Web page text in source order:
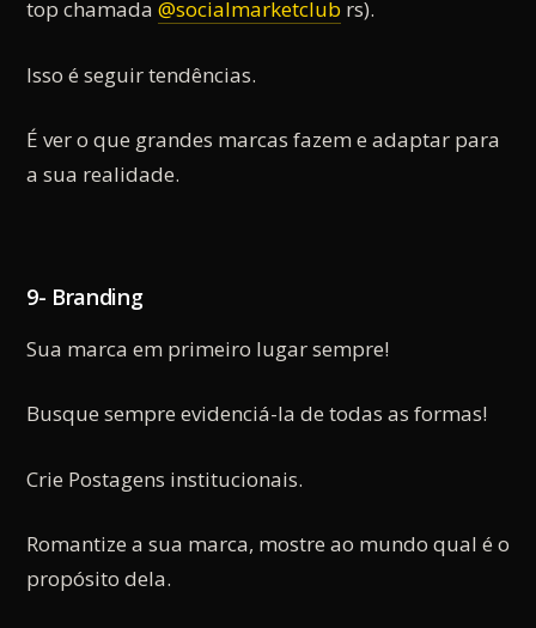
top chamada @socialmarketclub rs).
Isso é seguir tendências.
É ver o que grandes marcas fazem e adaptar para
a sua realidade.
9- Branding
Sua marca em primeiro lugar sempre!
Busque sempre evidenciá-la de todas as formas!
Crie Postagens institucionais.
Romantize a sua marca, mostre ao mundo qual é o
propósito dela.